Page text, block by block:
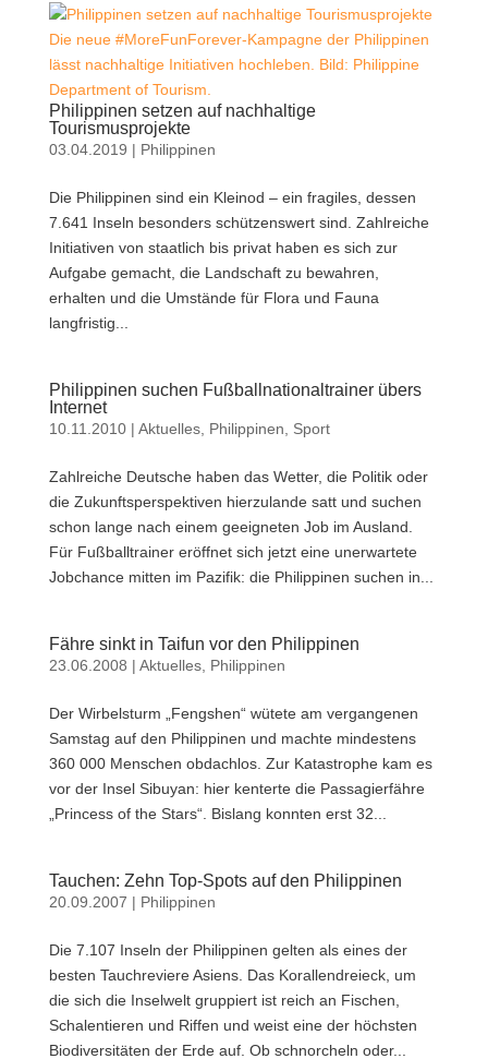
Die neue #MoreFunForever-Kampagne der Philippinen
lässt nachhaltige Initiativen hochleben. Bild: Philippine
Department of Tourism.
Philippinen setzen auf nachhaltige
Tourismusprojekte
03.04.2019 | Philippinen
Die Philippinen sind ein Kleinod – ein fragiles, dessen
7.641 Inseln besonders schützenswert sind. Zahlreiche
Initiativen von staatlich bis privat haben es sich zur
Aufgabe gemacht, die Landschaft zu bewahren,
erhalten und die Umstände für Flora und Fauna
langfristig...
Philippinen suchen Fußballnationaltrainer übers
Internet
10.11.2010| Aktuelles, Philippinen Sport
Zahlreiche Deutsche haben das Wetter, die Politik oder
die Zukunftsperspektiven hierzulande satt und suchen
schon lange nach einem geeigneten Job im Ausland.
Für Fußballtrainer eröffnet sich jetzt eine unerwartete
Jobchance mitten im Pazifik: die Philippinen suchen in...
Fähre sinkt in Taifun vor den Philippinen
23.06.2008 | Aktuelles, Philippinen
Der Wirbelsturm „Fengshen“ wütete am vergangenen
Samstag auf den Philippinen und machte mindestens
360 000 Menschen obdachlos. Zur Katastrophe kam es
vor der Insel Sibuyan: hier kenterte die Passagierfähre
„Princess of the Stars“. Bislang konnten erst 32...
Tauchen: Zehn Top-Spots auf den Philippinen
20.09.2007 | Philippinen
Die 7.107 Inseln der Philippinen gelten als eines der
besten Tauchreviere Asiens. Das Korallendreieck, um
die sich die Inselwelt gruppiert ist reich an Fischen,
Schalentieren und Riffen und weist eine der höchsten
Biodiversitäten der Erde auf. Ob schnorcheln oder...